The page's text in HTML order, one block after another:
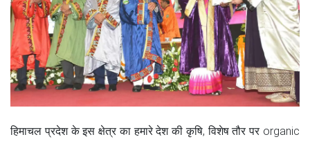
हिमाचल प्रदेश के इस क्षेत्र का हमारे देश की कृषि, विशेष तौर पर organic